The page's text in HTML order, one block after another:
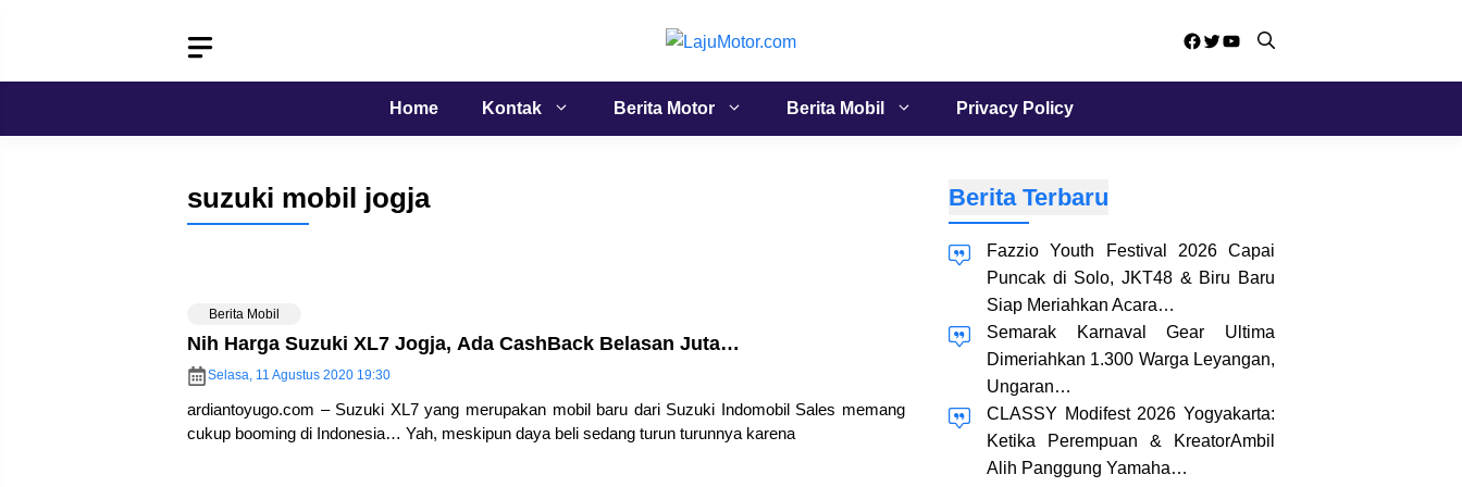
Facebook
Twitter
YouTube
Home Kontak Berita Motor Berita Mobil Privacy Policy
suzuki mobil jogja
Berita Mobil
Nih Harga Suzuki XL7 Jogja, Ada CashBack Belasan Juta…
Selasa, 11 Agustus 2020 19:30
ardiantoyugo.com – Suzuki XL7 yang merupakan mobil baru dari Suzuki Indomobil Sales memang
cukup booming di Indonesia… Yah, meskipun daya beli sedang turun turunnya karena
Berita Terbaru
Fazzio Youth Festival 2026 Capai
Puncak di Solo, JKT48 & Biru Baru
Siap Meriahkan Acara…
Semarak Karnaval Gear Ultima
Dimeriahkan 1.300 Warga Leyangan,
Ungaran…
CLASSY Modifest 2026 Yogyakarta:
Ketika Perempuan & KreatorAmbil
Alih Panggung Yamaha…